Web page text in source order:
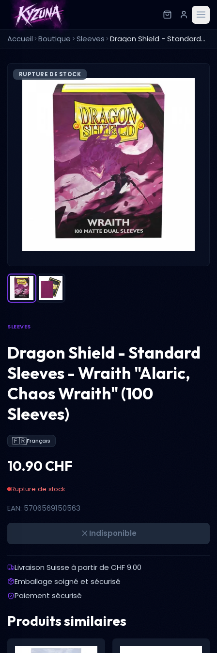
Accueil Boutique Sleeves Dragon Shield - Standard Sleeves - Wraith "Alaric, Chaos Wraith" (100 Sleeves)
RUPTURE DE STOCK
SLEEVES
Dragon Shield - Standard
Sleeves - Wraith "Alaric,
Chaos Wraith" (100
Sleeves)
🇫🇷Français
10.90 CHF
Rupture de stock
EAN: 5706569150563
Indisponible
Livraison Suisse à partir de CHF 9.00
Emballage soigné et sécurisé
Paiement sécurisé
Produits similaires